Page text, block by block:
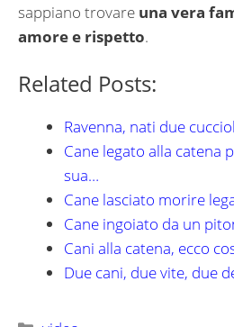
sappiano trovare una vera
amore e rispetto.
Related Posts:
Ravenna, nati due
Cane legato alla catena
sua…
Cane lasciato morire
Cane ingoiato da un
Cani alla catena, ecco
Due cani, due vite, due